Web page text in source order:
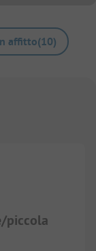
affitto(10)
piccola